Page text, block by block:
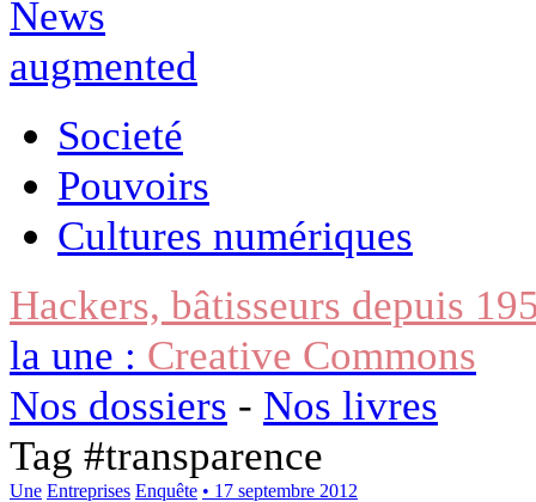
Societé
Pouvoirs
Cultures numériques
Hackers, bâtisseurs depuis
la une : Creative Commons
Nos dossiers - Nos livres
Tag #transparence
Une Entreprises Enquête • 17 septembre 2012